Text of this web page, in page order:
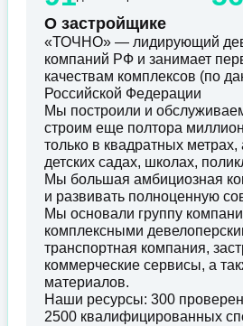
О застройщике
«ТОЧНО» — лидирующий
компаний РФ и занимает
качествам комплексов (по
Российской Федерации
Мы построили и
строим еще полтора
только в квадратных
детских садах, школах,
Мы большая амбициозная
и развивать полноценную
Мы основали группу
комплексными
транспортная компания,
коммерческие сервисы, а
материалов.
Наши ресурсы: 300
2500 квалифицированных